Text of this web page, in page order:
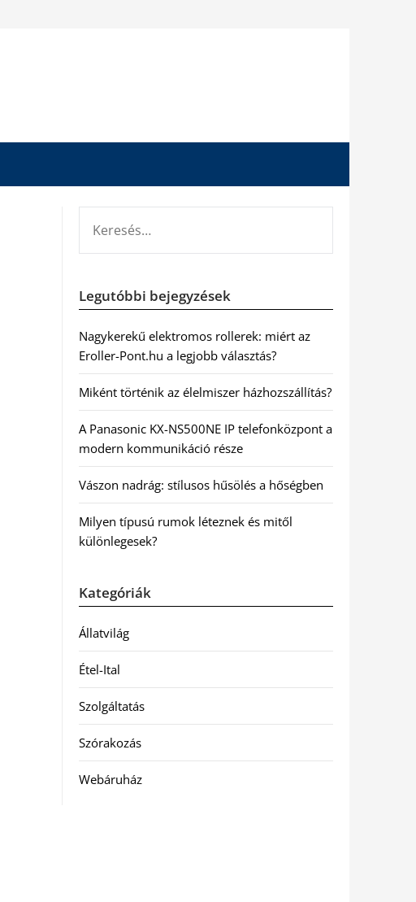
Legutóbbi bejegyzések
Nagykerekű elektromos rollerek: miért az
Eroller-Pont.hu a legjobb választás?
Miként történik az élelmiszer házhozszállítás?
A Panasonic KX-NS500NE IP telefonközpont a
modern kommunikáció része
Vászon nadrág: stílusos hűsölés a hőségben
Milyen típusú rumok léteznek és mitől
különlegesek?
Kategóriák
Állatvilág
Étel-Ital
Szolgáltatás
Szórakozás
Webáruház